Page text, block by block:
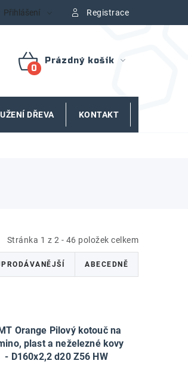
Přihlášení Registrace
NÁKUPNÍ
Prázdný košík
DŘEVA KONTAKT
Stránka 1 z 2 - 46 položek celkem
ABECEDNĚ
Orange Pilový kotouč na
plast a neželezné kovy
- D160x2,2 d20 Z56 HW